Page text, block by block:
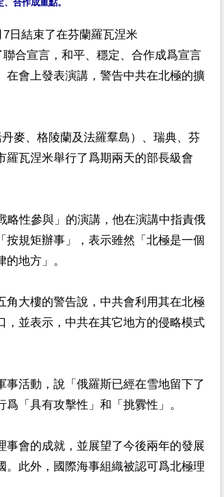
日結束了在芬蘭羅瓦涅米
聯合宣言，和平、穩定、合作成爲宣言
在會上發表演講，警告中共在北極的擴
麥、格陵蘭及法羅羣島）、瑞典、芬
瓦涅米舉行了爲期兩天的部長級會
略性參與」的演講，他在演講中指責俄
規矩辦事」，表示雖然「北極是一個
地方」。
大樓的警告說，中共會利用其在北極
，並表示，中共在其它地方的侵略模式
活動，說「俄羅斯已經在雪地留下了
「具有攻擊性」和「挑釁性」。
會的成就，並展望了今後兩年的發展
此外，國際海事組織被認可爲北極理